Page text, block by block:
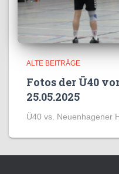
ALTE BEITRÄGE
Fotos der Ü40
25.05.2025
Ü40 vs. Neuenhagener